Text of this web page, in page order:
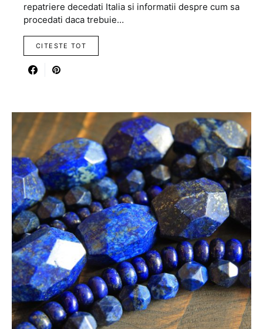
repatriere decedati Italia si informatii despre cum sa
procedati daca trebuie…
CITESTE TOT